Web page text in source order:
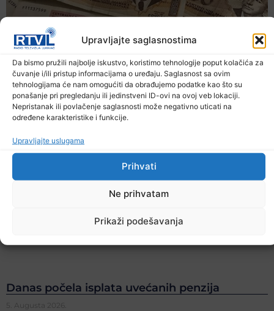
Upravljajte saglasnostima
Da bismo pružili najbolje iskustvo, koristimo tehnologije poput kolačića za
čuvanje i/ili pristup informacijama o uređaju. Saglasnost sa ovim
tehnologijama će nam omogućiti da obrađujemo podatke kao što su
ponašanje pri pregledanju ili jedinstveni ID-ovi na ovoj veb lokaciji.
Nepristanak ili povlačenje saglasnosti može negativno uticati na
određene karakteristike i funkcije.
Upravljajte uslugama
Prihvati
Ne prihvatam
Prikaži podešavanja
Danas počela isplata uvećanih penzija
5. Augusta 2026.